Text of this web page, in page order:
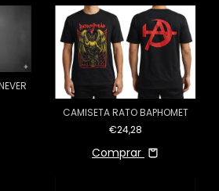
CAMISETA RATO BAPHOMET
€24,28
Comprar